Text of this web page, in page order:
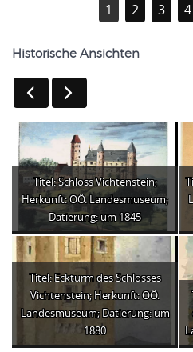
1 2 3 4
Historische Ansichten
Titel: Schloss Vichtenstein;
Herkunft: OÖ. Landesmuseum;
Datierung: um 1845
Titel: Eckturm des Schlosses
Vichtenstein; Herkunft: OÖ.
Landesmuseum; Datierung: um
1880